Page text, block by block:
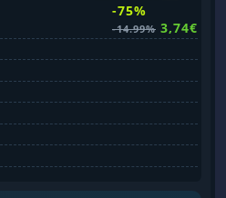
-75%
-14.99% 3,74€